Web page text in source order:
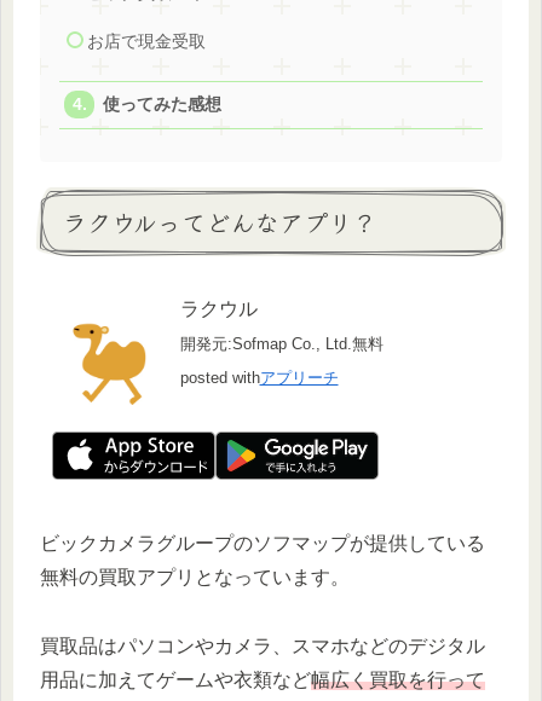
お店で現金受取
使ってみた感想
ラクウルってどんなアプリ？
ラクウル
開発元:Sofmap Co., Ltd. 無料
posted withアプリーチ
ビックカメラグループのソフマップが提供している
無料の買取アプリとなっています。
買取品はパソコンやカメラ、スマホなどのデジタル
用品に加えてゲームや衣類など幅広く買取を行って